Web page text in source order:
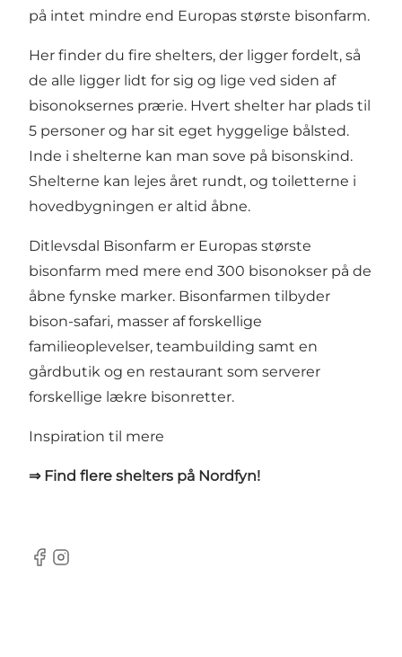
på intet mindre end Europas største bisonfarm.
Her finder du fire shelters, der ligger fordelt, så
de alle ligger lidt for sig og lige ved siden af
bisonoksernes prærie. Hvert shelter har plads til
5 personer og har sit eget hyggelige bålsted.
Inde i shelterne kan man sove på bisonskind.
Shelterne kan lejes året rundt, og toiletterne i
hovedbygningen er altid åbne.
Ditlevsdal Bisonfarm er Europas største
bisonfarm med mere end 300 bisonokser på de
åbne fynske marker. Bisonfarmen tilbyder
bison-safari, masser af forskellige
familieoplevelser, teambuilding samt en
gårdbutik og en restaurant som serverer
forskellige lækre bisonretter.
Inspiration til mere
⇒ Find flere shelters på Nordfyn!
Facebook
Instagram